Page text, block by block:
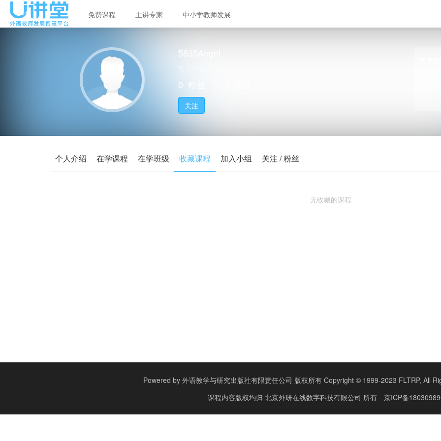
免费课程 主讲专家 中小学教师发展
5835Angel
0 粉丝
关注
个人介绍 在学课程 在学班级 收藏课程 加入小组 关注 / 粉丝
无收藏的课程
Powered by 外语教学与研究出版社有限责任公司 版权所有 Copyright © 1999-2023 FLTRP, All
课程内容版权均归 北京外研在线数字科技有限公司 所有 京ICP备